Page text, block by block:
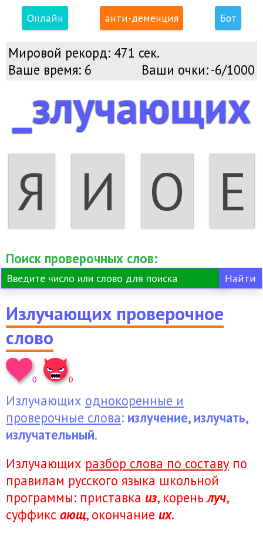
Онлайн анти-деменция Бот
Мировой рекорд: 471 сек.
Ваше время: 6 Ваши очки:-6/1000
_злучающих
Я И О Е
Поиск проверочных слов:
Излучающих проверочное
слово
0 0
Излучающих однокоренные и
проверочные слова: излучение, излучать,
излучательный.
Излучающих разбор слова по составу по
правилам русского языка школьной
программы: приставка из, кореньлуч,
суффикс ающ, окончание их.